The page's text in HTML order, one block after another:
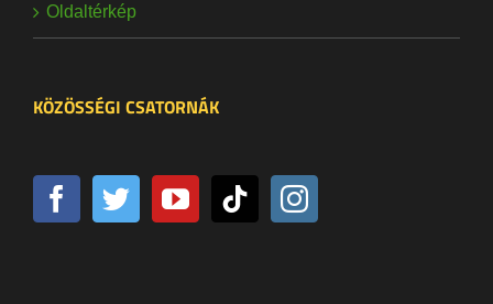
Oldaltérkép
KÖZÖSSÉGI CSATORNÁK